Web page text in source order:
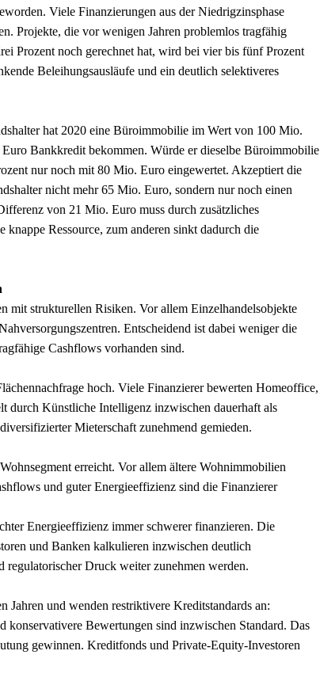
Viele Finanzierungen aus der Niedrigzinsphase
Projekte, die vor wenigen Jahren problemlos tragfähig
Prozent noch gerechnet hat, wird bei vier bis fünf Prozent
Beleihungsausläufe und ein deutlich selektiveres
hat 2020 eine Büroimmobilie im Wert von 100 Mio.
Bankkredit bekommen. Würde er dieselbe Büroimmobilie
nur noch mit 80 Mio. Euro eingewertet. Akzeptiert die
nicht mehr 65 Mio. Euro, sondern nur noch einen
von 21 Mio. Euro muss durch zusätzliches
Ressource, zum anderen sinkt dadurch die
mit strukturellen Risiken. Vor allem Einzelhandelsobjekte
Entscheidend ist dabei weniger die
Cashflows vorhanden sind.
hoch. Viele Finanzierer bewerten Homeoffice,
durch Künstliche Intelligenz inzwischen dauerhaft als
Mieterschaft zunehmend gemieden.
erreicht. Vor allem ältere Wohnimmobilien
und guter Energieeffizienz sind die Finanzierer
Energieeffizienz immer schwerer finanzieren. Die
und Banken kalkulieren inzwischen deutlich
regulatorischer Druck weiter zunehmen werden.
Jahren und wenden restriktivere Kreditstandards an:
konservativere Bewertungen sind inzwischen Standard. Das
gewinnen. Kreditfonds und Private-Equity-Investoren